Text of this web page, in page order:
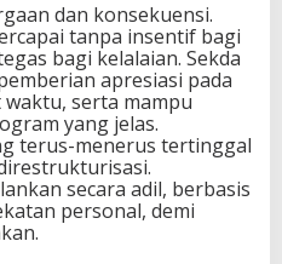
dan konsekuensi.
tanpa insentif bagi
bagi kelalaian. Sekda
apresiasi pada
serta mampu
yang jelas.
terus-menerus tertinggal
secara adil, berbasis
personal, demi